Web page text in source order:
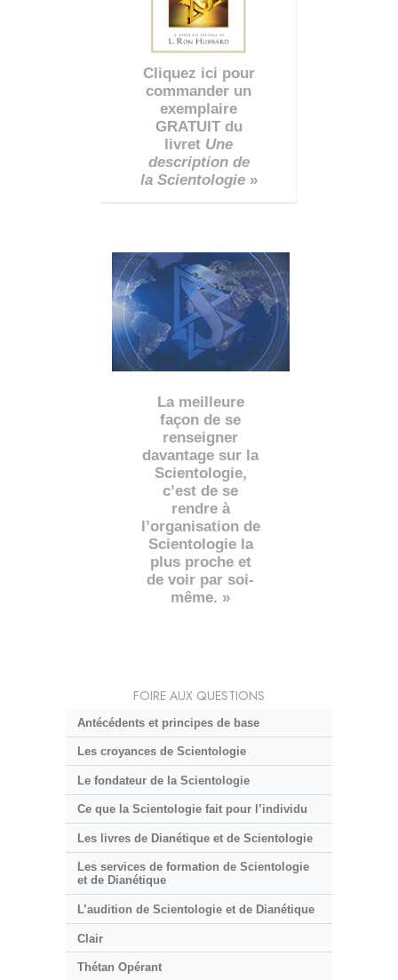
Cliquez ici pour
commander un
exemplaire
GRATUIT du
livret Une
description de
la Scientologie»
La meilleure
façon de se
renseigner
davantage sur la
Scientologie,
c’est de se
rendre à
l’organisation de
Scientologie la
plus proche et
de voir par soi-
même. »
FOIRE AUX QUESTIONS
Antécédents et principes de base
Les croyances de Scientologie
Le fondateur de la Scientologie
Ce que la Scientologie fait pour l’individu
Les livres de Dianétique et de Scientologie
Les services de formation de Scientologie
et de Dianétique
L’audition de Scientologie et de Dianétique
Clair
Thétan Opérant